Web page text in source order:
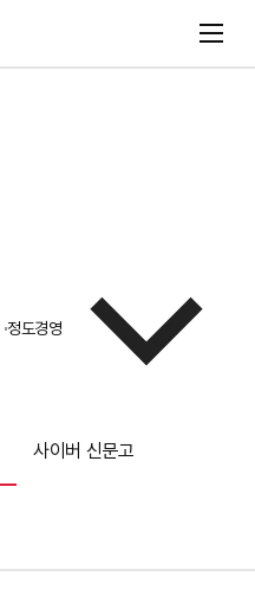
정도경영
사이버 신문고